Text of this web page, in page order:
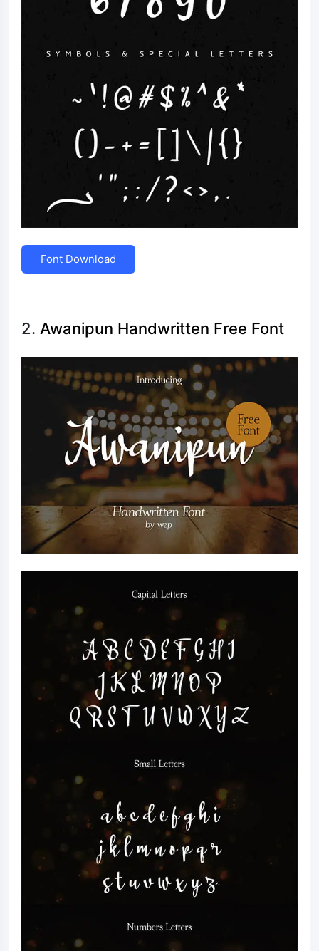
Font Download
2. Awanipun Handwritten Free Font